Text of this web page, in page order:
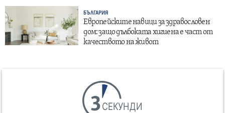
БЪЛГАРИЯ
Европейските навици за здравословен
дом: защо дълбоката хигиена е част от
качеството на живот
СЕКУНДИ